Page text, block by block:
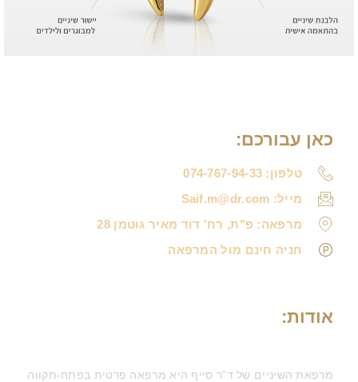
כאן עבורכם:
טלפון: 074-767-94-33
מייל: Saif.m@dr.com
מרפאה: פ"ת, רח' דוד מאיר גוטמן 28
חניה חינם מול המרפאה
אודות:
מרפאת השיניים של ד"ר סייף היא מרפאה פרטית בפתח-תקווה